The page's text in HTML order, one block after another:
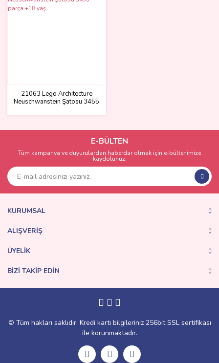
21063 Lego Architecture
Neuschwanstein Şatosu 3455
E-BÜLTEN
Tüm kampanya ve duyurulardan haberdar olmak için e-bültenimize
kaydolunuz.
KURUMSAL
ALIŞVERİŞ
ÜYELİK
BİZİ TAKİP EDİN
© Tüm hakları saklıdır. Kredi kartı bilgileriniz 256bit SSL sertifikası
ile korunmaktadır.